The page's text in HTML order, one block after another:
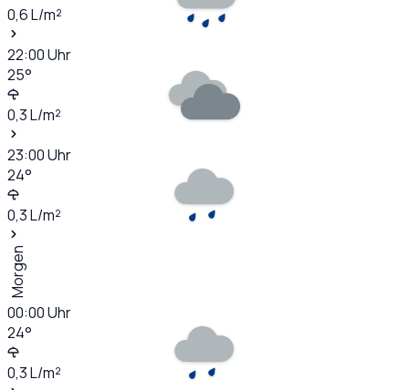
0,6L/m²
22:00Uhr
25°
0,3L/m²
23:00Uhr
24°
0,3L/m²
Morgen
00:00Uhr
24°
0,3L/m²